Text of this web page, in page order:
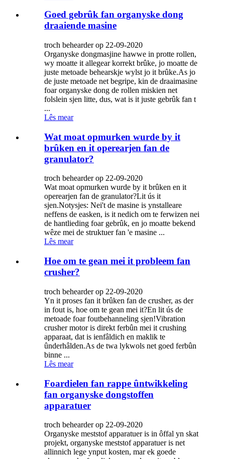
Goed gebrûk fan organyske dong
draaiende masine
troch behearder op 22-09-2020
Organyske dongmasjine hawwe in protte rollen,
wy moatte it allegear korrekt brûke, jo moatte de
juste metoade behearskje wylst jo it brûke.As jo ​​​​
de juste metoade net begripe, kin de draaimasine
foar organyske dong de rollen miskien net
folslein sjen litte, dus, wat is it juste gebrûk fan t
...
Lês mear
Wat moat opmurken wurde by it
brûken en it operearjen fan de
granulator?
troch behearder op 22-09-2020
Wat moat opmurken wurde by it brûken en it
operearjen fan de granulator?Lit ús it
sjen.Notysjes: Nei't de masine is ynstalleare
neffens de easken, is it nedich om te ferwizen nei
de hantlieding foar gebrûk, en jo moatte bekend
wêze mei de struktuer fan 'e masine ...
Lês mear
Hoe om te gean mei it probleem fan
crusher?
troch behearder op 22-09-2020
Yn it proses fan it brûken fan de crusher, as der
in fout is, hoe om te gean mei it?En lit ús de
metoade foar foutbehanneling sjen!Vibration
crusher motor is direkt ferbûn mei it crushing
apparaat, dat is ienfâldich en maklik te
ûnderhâlden.As de twa lykwols net goed ferbûn
binne ...
Lês mear
Foardielen fan rappe ûntwikkeling
fan organyske dongstoffen
apparatuer
troch behearder op 22-09-2020
Organyske meststof apparatuer is in ôffal yn skat
projekt, organyske meststof apparatuer is net
allinnich lege ynput kosten, mar ek goede